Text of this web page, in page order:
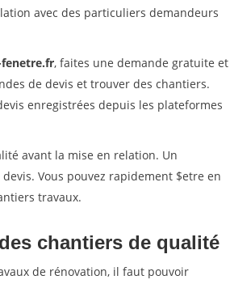
avec des particuliers demandeurs
, faites une demande gratuite et
de devis et trouver des chantiers.
enregistrées depuis les plateformes
avant la mise en relation. Un
Vous pouvez rapidement $etre en
travaux.
chantiers de qualité
de rénovation, il faut pouvoir